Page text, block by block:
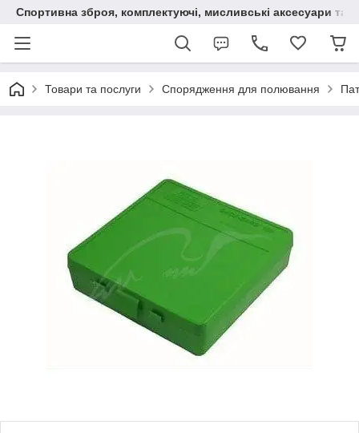
Спортивна зброя, комплектуючі, мисливські аксесуари та
Товари та послуги Спорядження для полювання